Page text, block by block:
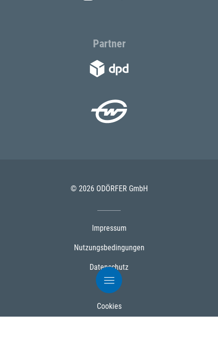
Partner
© 2026 ODÖRFER GmbH
Impressum
Nutzungsbedingungen
Datenschutz
AGB
Cookies